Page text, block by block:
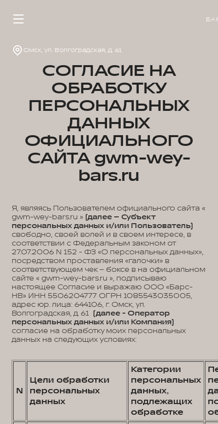
Омск, ул. Волгоградская, д. 61
СОГЛАСИЕ НА
ОБРАБОТКУ
ПЕРСОНАЛЬНЫХ
ДАННЫХ
ОФИЦИАЛЬНОГО
САЙТА gwm-wey-
bars.ru
Я, являясь Пользователем официального сайта «
gwm-wey-bars.ru » (далее – Субъект
персональных данных и/или Пользователь)
свободно, своей волей и в своем интересе, в
соответствии с Федеральным законом от
27.07.2006 N 152 - ФЗ «О персональных данных»,
посредством проставления «галочки» в
соответствующем чек – боксе в на официальном
сайте « gwm-wey-bars.ru », подписываю
настоящее Согласие и выражаю ООО «Барс-
НВ» ИНН 5506204777 ОГРН 1085543035005,
адрес юр. лица: 644106, г. Омск, ул.
Волгоградская, д. 61 (далее - Оператор
персональных данных и/или Компания)
согласие на обработку моих персональных
данных на следующих условиях:
N
Цели обработки
персональных
данных
Категории
персональных
данных,
подлежащих
обработке